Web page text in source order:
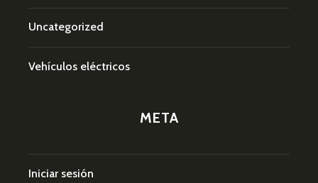
Uncategorized
Vehículos eléctricos
META
Iniciar sesión